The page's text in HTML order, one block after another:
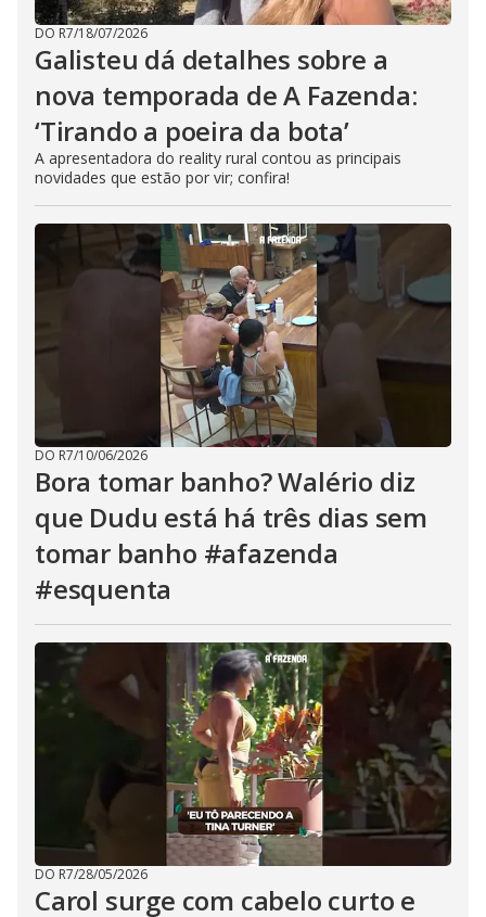
DO R7/18/07/2026
Galisteu dá detalhes sobre a
nova temporada de A Fazenda:
‘Tirando a poeira da bota’
A apresentadora do reality rural contou as principais
novidades que estão por vir; confira!
DO R7/10/06/2026
Bora tomar banho? Walério diz
que Dudu está há três dias sem
tomar banho #afazenda
#esquenta
DO R7/28/05/2026
Carol surge com cabelo curto e